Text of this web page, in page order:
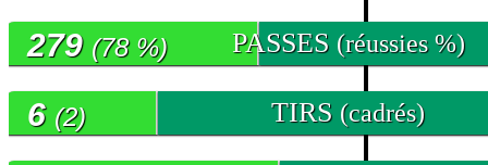
PASSES (réussies %)
279 (78 %)
TIRS (cadrés)
6 (2)